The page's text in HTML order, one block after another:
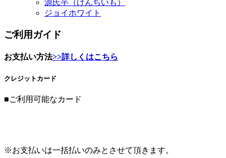
源氏芋（げんちいも）
ジョイホワイト
ご利用ガイド
お支払い方法>>詳しくはこちら
クレジットカード
■ご利用可能なカード
※お支払いは一括払いのみとさせて頂きます。